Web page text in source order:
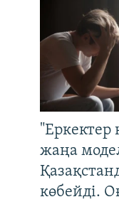
"Еркектер
жаңа
көбейді.